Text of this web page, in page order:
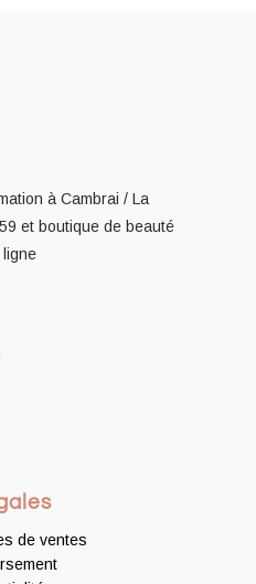
à Cambrai / La
et boutique de beauté
ligne
de ventes